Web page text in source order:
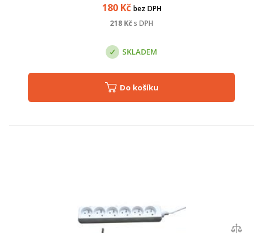
180Kč bez DPH
218 Kčs DPH
SKLADEM
Do košíku